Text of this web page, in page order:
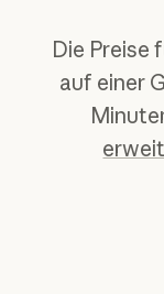
Die Preise
auf einer